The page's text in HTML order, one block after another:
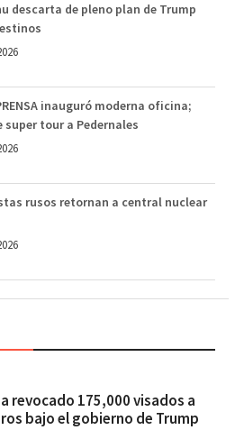
descarta de pleno plan de Trump
inauguró moderna oficina;
super tour a Pedernales
rusos retornan a central nuclear
revocado 175,000 visados a
bajo el gobierno de Trump